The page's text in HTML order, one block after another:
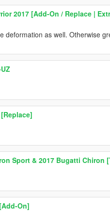
2017 [Add-On / Replace |
deformation as well. Otherwise
Sport & 2017 Bugatti Chiron
On]